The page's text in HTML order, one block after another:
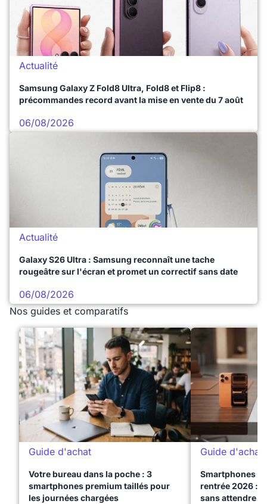
Actualité
Samsung Galaxy Z Fold8 Ultra, Fold8 et Flip8 :
précommandes record avant la mise en vente du 7 août
06/08/2026
Actualité
Galaxy S26 Ultra : Samsung reconnaît une tache
rougeâtre sur l'écran et promet un correctif sans date
06/08/2026
Nos guides et comparatifs
Guide d'achat
Votre bureau dans la poche : 3
smartphones premium taillés pour
les journées chargées
Guide d'achat
Smartphones
rentrée 2026 :
sans attendre